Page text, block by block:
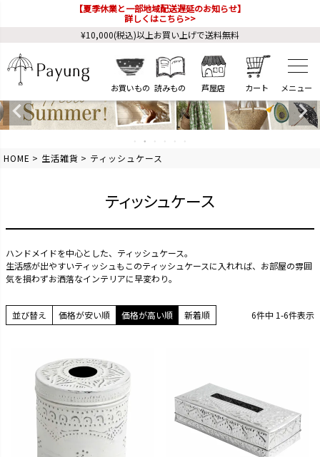
【夏季休業と一部地域配送遅延のお知らせ】
詳しくはこちら>>
¥10,000(税込)以上お買い上げで送料無料
お買いもの 読みもの 芦屋店 カート
HOME 生活雑貨 ティッシュケース
ティッシュケース
ハンドメイドを中心とした、ティッシュケース。
生活感が出やすいティッシュもこのティッシュケースに入れれば、お部屋の雰囲
気を損わずお洒落なインテリアに早変わり。
並び替え 価格が安い順 価格が高い順 新着順 6件中 1-6件表示